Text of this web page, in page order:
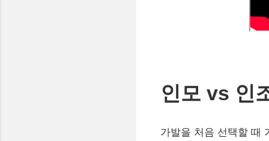
인모 vs 인
가발을 처음 선택할 때